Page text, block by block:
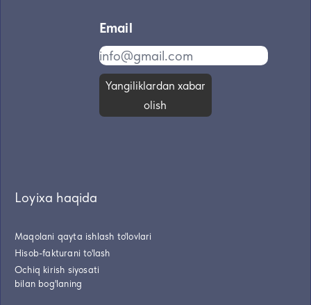
Email
Yangiliklardan xabar
olish
Loyixa haqida
Maqolani qayta ishlash to'lovlari
Hisob-fakturani to'lash
Ochiq kirish siyosati
bilan bog'laning